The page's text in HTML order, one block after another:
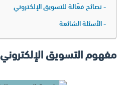
نصائح فعّالة للتسويق الإلكتروني
الأسئلة الشائعة
مفهوم التسويق الإلكتروني